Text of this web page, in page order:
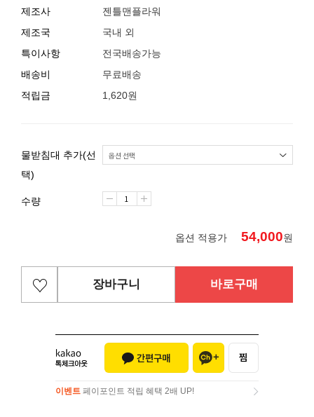
제조사
젠틀맨플라워
제조국
국내 외
특이사항
전국배송가능
배송비
무료배송
적립금
1,620원
물받침대 추가(선
택)
수량
옵션 적용가 54,000원
장바구니 바로구매
이벤트 페이포인트 적립 혜택 2배 UP!